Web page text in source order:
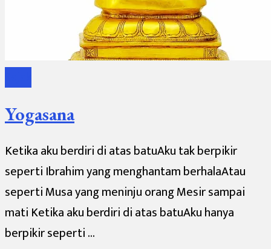
Yogasana
Ketika aku berdiri di atas batuAku tak berpikir
seperti Ibrahim yang menghantam berhalaAtau
seperti Musa yang meninju orang Mesir sampai
mati Ketika aku berdiri di atas batuAku hanya
berpikir seperti …